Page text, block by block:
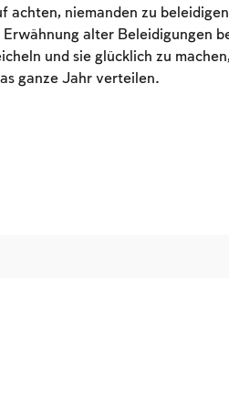
achten, niemanden zu
alter Beleidigungen
und sie glücklich zu
ganze Jahr verteilen.